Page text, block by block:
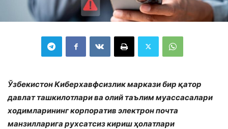
Ўзбекистон Киберхавфсизлик маркази бир қатор
давлат ташкилотлари ва олий таълим муассасалари
ходимларининг корпоратив электрон почта
манзилларига рухсатсиз кириш ҳолатлари